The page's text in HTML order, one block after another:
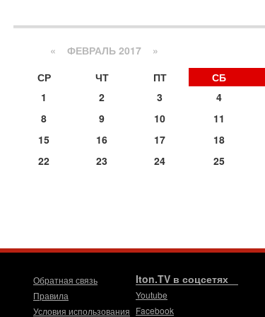
« ФЕВРАЛЬ 2017 »
СР ЧТ ПТ СБ
1
2 3 4
8 9 10 11
15 16 17 18
22 23 24 25
Обратная связь
Правила
Условия использования
Iton.TV в соцсетях
Youtube
Facebook